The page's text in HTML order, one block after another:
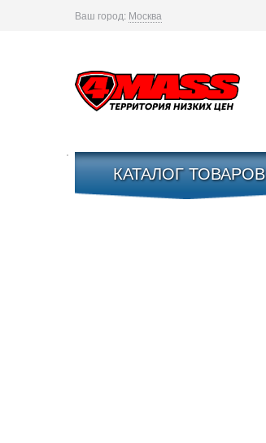
Ваш город: Москва
КАТАЛОГ ТОВАРОВ